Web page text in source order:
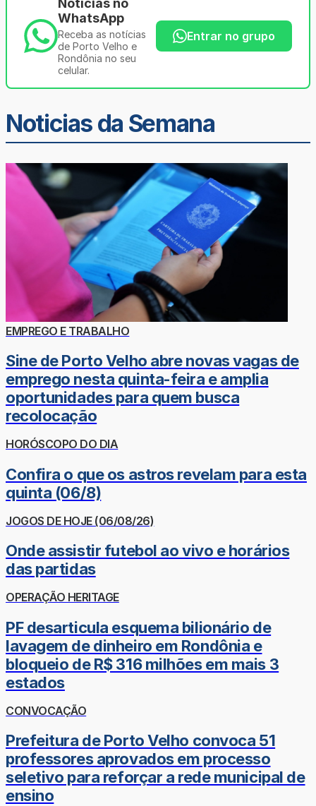
WhatsApp
Receba as notícias
de Porto Velho e
Rondônia no seu
celular.
Entrar no grupo
Noticias da Semana
EMPREGO E TRABALHO
Sine de Porto Velho abre novas vagas de
emprego nesta quinta-feira e amplia
oportunidades para quem busca
recolocação
HORÓSCOPO DO DIA
Confira o que os astros revelam para esta
quinta (06/8)
JOGOS DE HOJE (06/08/26)
Onde assistir futebol ao vivo e horários
das partidas
OPERAÇÃO HERITAGE
PF desarticula esquema bilionário de
lavagem de dinheiro em Rondônia e
bloqueio de R$ 316 milhões em mais 3
estados
CONVOCAÇÃO
Prefeitura de Porto Velho convoca 51
professores aprovados em processo
seletivo para reforçar a rede municipal de
ensino